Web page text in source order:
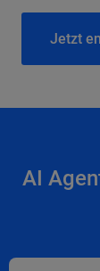
Jetzt
AI